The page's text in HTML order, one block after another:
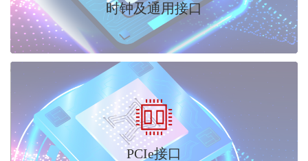
时钟及通用接口
PCIe接口